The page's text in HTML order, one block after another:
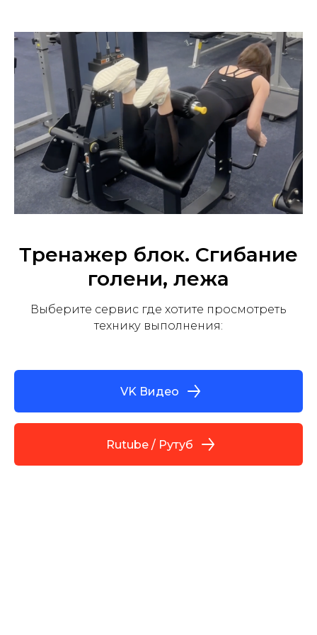
Тренажер ⁠блок. Сгибание
голени, лежа
Выберите сервис где хотите просмотреть
технику выполнения:
VK Видео
Rutube / Рутуб